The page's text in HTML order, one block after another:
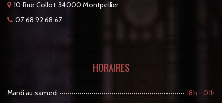
10 Rue Collot, 34000 Montpellier
07 68 92 68 67
HORAIRES
Mardi au samedi
18h - 01h